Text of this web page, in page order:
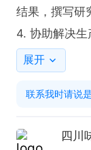
结果，撰写研
4. 协助解决生
生产效率。
及质量要求。
供专业建议。
展开
联系我时请说
四川